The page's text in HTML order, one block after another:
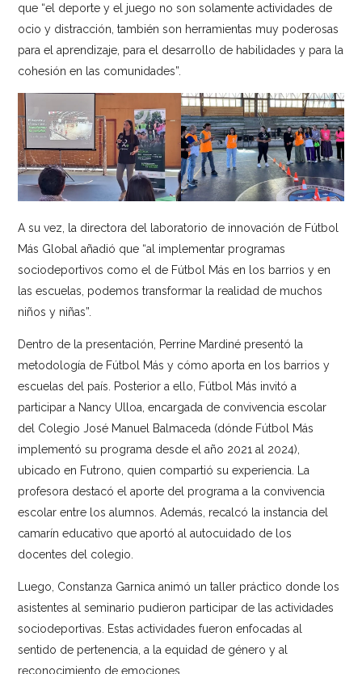
que “el deporte y el juego no son solamente actividades de
ocio y distracción, también son herramientas muy poderosas
para el aprendizaje, para el desarrollo de habilidades y para la
cohesión en las comunidades”.
A su vez, la directora del laboratorio de innovación de Fútbol
Más Global añadió que “al implementar programas
sociodeportivos como el de Fútbol Más en los barrios y en
las escuelas, podemos transformar la realidad de muchos
niños y niñas”.
Dentro de la presentación, Perrine Mardiné presentó la
metodología de Fútbol Más y cómo aporta en los barrios y
escuelas del país. Posterior a ello, Fútbol Más invitó a
participar a Nancy Ulloa, encargada de convivencia escolar
del Colegio José Manuel Balmaceda (dónde Fútbol Más
implementó su programa desde el año 2021 al 2024),
ubicado en Futrono, quien compartió su experiencia. La
profesora destacó el aporte del programa a la convivencia
escolar entre los alumnos. Además, recalcó la instancia del
camarín educativo que aportó al autocuidado de los
docentes del colegio.
Luego, Constanza Garnica animó un taller práctico donde los
asistentes al seminario pudieron participar de las actividades
sociodeportivas. Estas actividades fueron enfocadas al
sentido de pertenencia, a la equidad de género y al
reconocimiento de emociones.